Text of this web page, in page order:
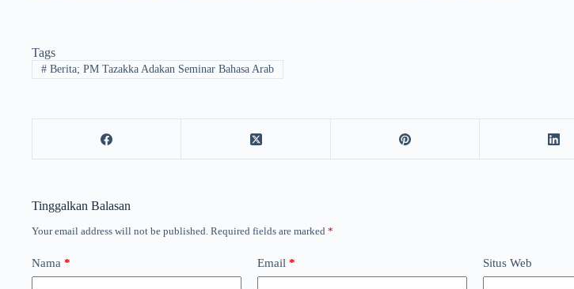
Tags
#Berita; PM Tazakka Adakan Seminar Bahasa Arab
Tinggalkan Balasan
Your email address will not be published. Required fields are marked *
Nama * Email * Situs Web